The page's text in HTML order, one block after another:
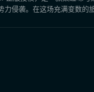
力侵袭。在这场充满变数